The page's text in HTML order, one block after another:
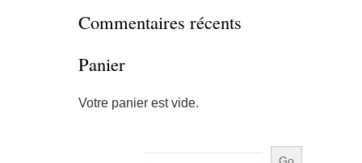
Commentaires récents
Panier
Votre panier est vide.